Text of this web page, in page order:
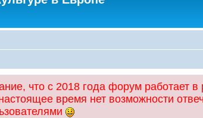
что с 2018 года форум работает в
время нет возможности